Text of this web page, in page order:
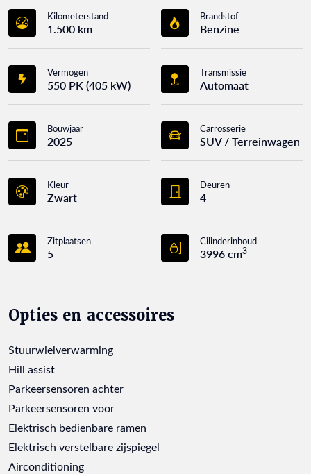
Kilometerstand
1.500 km
Brandstof
Benzine
Vermogen
550 PK (405 kW)
Transmissie
Automaat
Bouwjaar
2025
Carrosserie
SUV / Terreinwagen
Kleur
Zwart
Deuren
4
Zitplaatsen
5
Cilinderinhoud
3996 cm3
Opties en accessoires
Stuurwielverwarming
Hill assist
Parkeersensoren achter
Parkeersensoren voor
Elektrisch bedienbare ramen
Elektrisch verstelbare zijspiegel
Airconditioning